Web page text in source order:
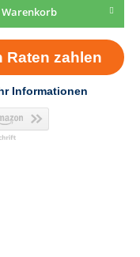
Warenkorb